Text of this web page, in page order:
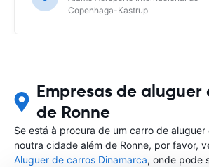
Copenhaga-Kastrup
Empresas de aluguer
de Ronne
Se está à procura de um carro de aluguer
noutra cidade além de Ronne, por favor,
Aluguer de carros Dinamarca, onde pode